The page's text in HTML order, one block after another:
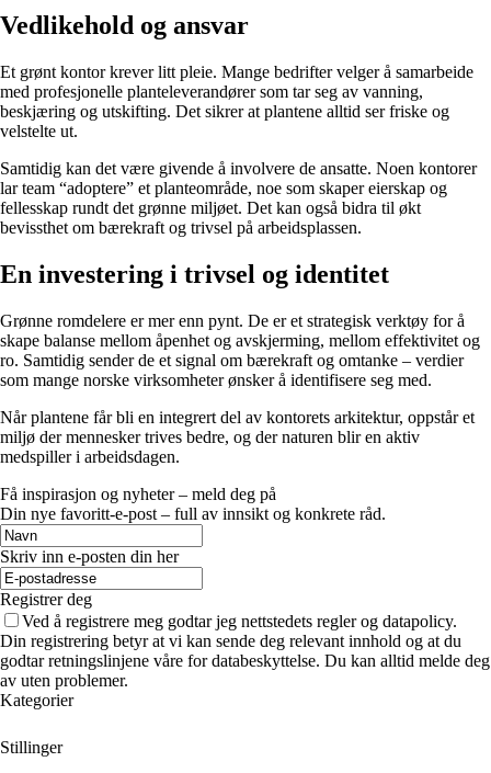
Vedlikehold og ansvar
Et grønt kontor krever litt pleie. Mange bedrifter velger å samarbeide
med profesjonelle planteleverandører som tar seg av vanning,
beskjæring og utskifting. Det sikrer at plantene alltid ser friske og
velstelte ut.
Samtidig kan det være givende å involvere de ansatte. Noen kontorer
lar team “adoptere” et planteområde, noe som skaper eierskap og
fellesskap rundt det grønne miljøet. Det kan også bidra til økt
bevissthet om bærekraft og trivsel på arbeidsplassen.
En investering i trivsel og identitet
Grønne romdelere er mer enn pynt. De er et strategisk verktøy for å
skape balanse mellom åpenhet og avskjerming, mellom effektivitet og
ro. Samtidig sender de et signal om bærekraft og omtanke – verdier
som mange norske virksomheter ønsker å identifisere seg med.
Når plantene får bli en integrert del av kontorets arkitektur, oppstår et
miljø der mennesker trives bedre, og der naturen blir en aktiv
medspiller i arbeidsdagen.
Få inspirasjon og nyheter – meld deg på
Din nye favoritt-e-post – full av innsikt og konkrete råd.
Skriv inn e-posten din her
Registrer deg
Ved å registrere meg godtar jeg nettstedets regler og datapolicy.
Din registrering betyr at vi kan sende deg relevant innhold og at du
godtar retningslinjene våre for databeskyttelse. Du kan alltid melde deg
av uten problemer.
Kategorier
Stillinger